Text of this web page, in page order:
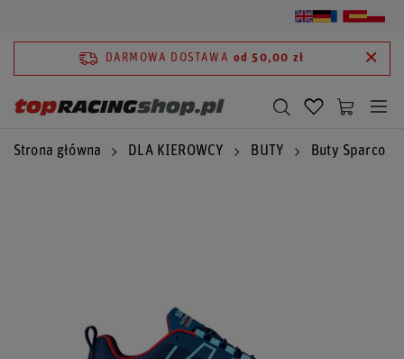
DARMOWA DOSTAWA od 50,00 zł
Strona główna DLA KIEROWCY BUTY Buty Sparco